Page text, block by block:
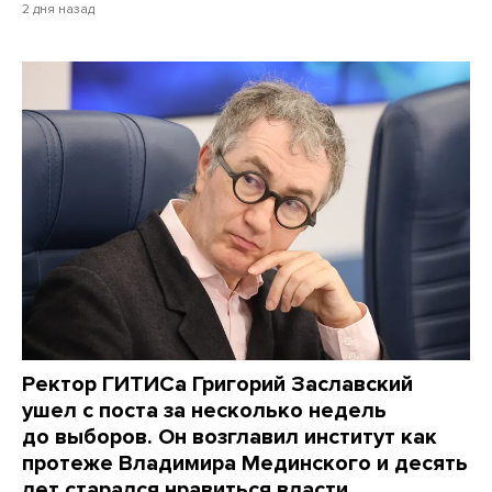
2 дня назад
Ректор ГИТИСа Григорий Заславский
ушел с поста за несколько недель
до выборов. Он возглавил институт как
протеже Владимира Мединского и десять